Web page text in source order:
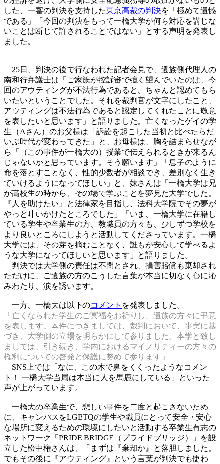
した、一審の判決を支持した東京高裁の判決を「極めて遺憾
である」「今回の判決をもって一橋大学が何ら対応を講じな
いことは断じて許されることではない」とする声明を発表し
ました。
25日、判決の後で行なわれた記者会見で、遺族側代理人の
南和行弁護士は「ご家族が控訴審で強く望んでいたのは、今
回のアウティングが不法行為であると、ちゃんと認めてもら
いたいということでした。それを裁判官が文字にしたこと、
アウティングは不法行為であると認定してくれたことに敬意
を表したいと思います」と語りました。亡くなったゲイの学
生（Aさん）のお父様は「訴訟を起こした当初と比べたらだ
いぶ時代が変わってきた」と、お母様は、胸を詰まらせなが
ら「（この事件が一橋大の）授業で伝えられるときが来るん
じゃないかと思っています。そう願います」「息子のように
命を落とすことなく、性的少数者が相談でき、差別なく生き
ていけるようになってほしい」と、妹さんは「一橋大学は兄
が高校生の時から、その場で学ぶことを夢見た大学でした。
『人を助けたい』と法律家を目指し、法科大学院でその夢が
やっと叶いかけたところでした」「いま、一橋大学に在籍し
ている学生や卒業生の方、教職員の方々も、少しずつ学校を
より良いところにしようと活動してくださっています。一橋
大学には、その芽を摘むことなく、誰もが安心して学べるよ
うな大学になってほしいと思います」と語りました。
判決では大学側の責任は不問とされ、損害賠償も棄却され
ただけに、ご遺族の方のこうした言葉が本当に切なく心に沁
みわたり、涙を誘います。
一方、一橋大は以下のコメント を発表しました。
「亡くなられた学生のご冥福をお祈りし、遺族の方々に弔意
を表します。本件につきましては、裁判において、事実に基
づき、大学側の立場を明らかにして参りました。本学と致し
ましては、引き続き、学内におけるマイノリティーの方々の
権利についての啓発と保護に努めて参ります」
SNS上では「なに、この木で鼻をくくったようなコメン
ト！ 一橋大学当局は本当に人を馬鹿にしている」といった
声が上がっています。
一橋大の卒業生で、悲しい事件を二度と起こさないため
に、キャンパスをLGBTQの学生や職員にとって安全・安心
な場所に変えるための環境にしたいと活動する卒業生有志の
ネットワーク「PRIDE BRIDGE（プライドブリッジ）」を設
立した松中権さんは、「まずは『棄却か』と落胆しました。
でもその後に『アウティング』という言葉が判決でも使わ